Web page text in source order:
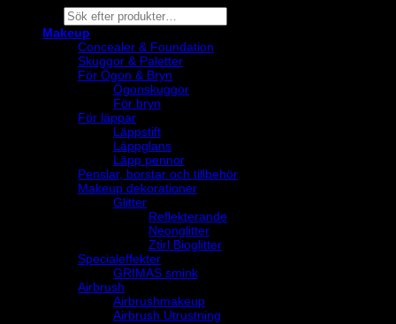
Products
search
Makeup
Concealer & Foundation
Skuggor & Paletter
För Ögon & Bryn
Ögonskuggor
För bryn
För läppar
Läppstift
Läppglans
Läpp pennor
Penslar, borstar och tillbehör
Makeup dekorationer
Glitter
Reflekterande
Neonglitter
Ztirl Bioglitter
Specialeffekter
GRIMAS smink
Airbrush
Airbrushmakeup
Airbrush Utrustning